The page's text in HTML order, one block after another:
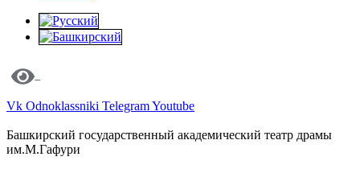
Vk Odnoklassniki TelegramYoutube
Башкирский государственный академический театр драмы
им.М.Гафури